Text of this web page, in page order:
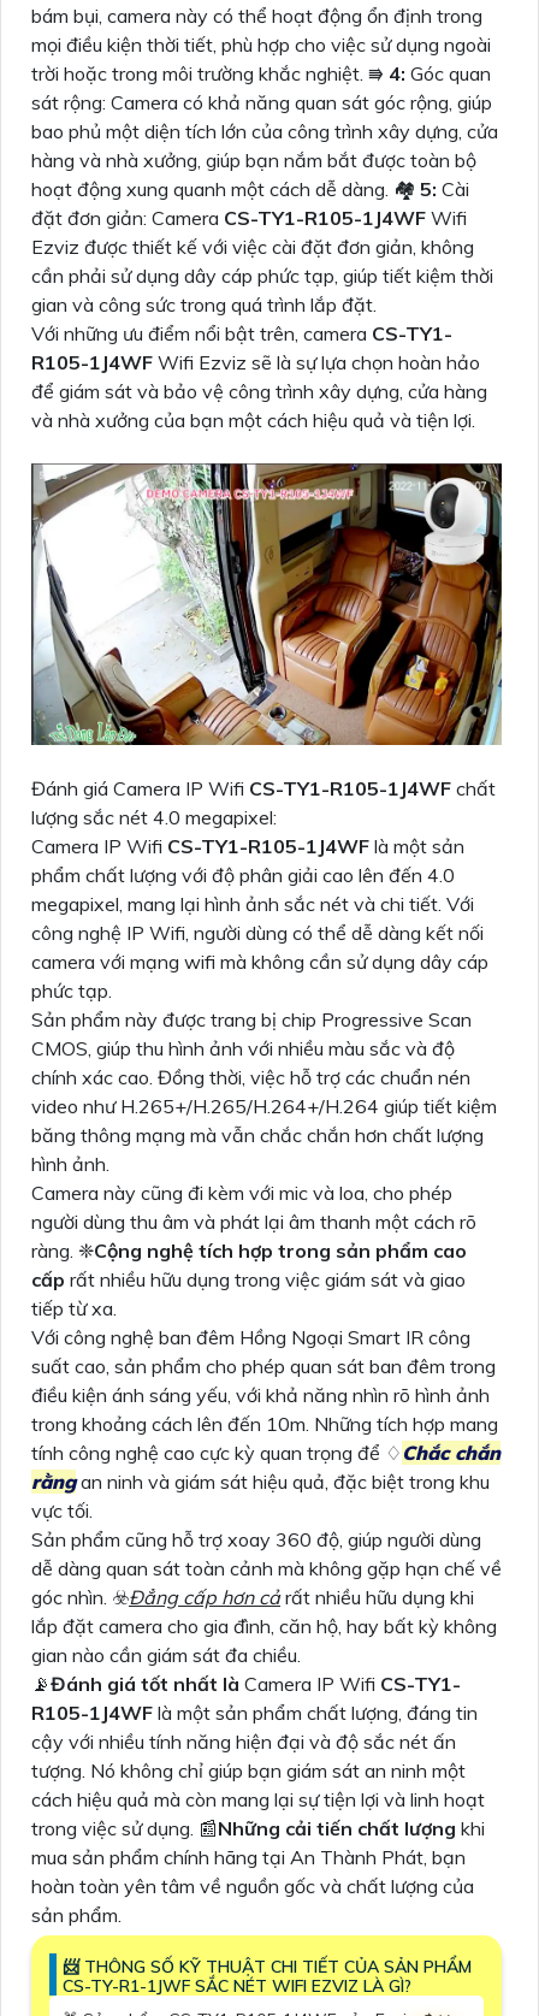
bám bụi, camera này có thể hoạt động ổn định trong
mọi điều kiện thời tiết, phù hợp cho việc sử dụng ngoài
trời hoặc trong môi trường khắc nghiệt. ⭆ 4: Góc quan
sát rộng: Camera có khả năng quan sát góc rộng, giúp
bao phủ một diện tích lớn của công trình xây dựng, cửa
hàng và nhà xưởng, giúp bạn nắm bắt được toàn bộ
hoạt động xung quanh một cách dễ dàng. 🏘 5: Cài
đặt đơn giản: Camera CS-TY1-R105-1J4WF Wifi
Ezviz được thiết kế với việc cài đặt đơn giản, không
cần phải sử dụng dây cáp phức tạp, giúp tiết kiệm thời
gian và công sức trong quá trình lắp đặt.
Với những ưu điểm nổi bật trên, camera CS-TY1-
R105-1J4WF Wifi Ezviz sẽ là sự lựa chọn hoàn hảo
để giám sát và bảo vệ công trình xây dựng, cửa hàng
và nhà xưởng của bạn một cách hiệu quả và tiện lợi.
Đánh giá Camera IP Wifi CS-TY1-R105-1J4WF chất
lượng sắc nét 4.0 megapixel:
Camera IP Wifi CS-TY1-R105-1J4WF là một sản
phẩm chất lượng với độ phân giải cao lên đến 4.0
megapixel, mang lại hình ảnh sắc nét và chi tiết. Với
công nghệ IP Wifi, người dùng có thể dễ dàng kết nối
camera với mạng wifi mà không cần sử dụng dây cáp
phức tạp.
Sản phẩm này được trang bị chip Progressive Scan
CMOS, giúp thu hình ảnh với nhiều màu sắc và độ
chính xác cao. Đồng thời, việc hỗ trợ các chuẩn nén
video như H.265+/H.265/H.264+/H.264 giúp tiết kiệm
băng thông mạng mà vẫn chắc chắn hơn chất lượng
hình ảnh.
Camera này cũng đi kèm với mic và loa, cho phép
người dùng thu âm và phát lại âm thanh một cách rõ
ràng. ❈Cộng nghệ tích hợp trong sản phẩm cao
cấp rất nhiều hữu dụng trong việc giám sát và giao
tiếp từ xa.
Với công nghệ ban đêm Hồng Ngoại Smart IR công
suất cao, sản phẩm cho phép quan sát ban đêm trong
điều kiện ánh sáng yếu, với khả năng nhìn rõ hình ảnh
trong khoảng cách lên đến 10m. Những tích hợp mang
tính công nghệ cao cực kỳ quan trọng để ♢ Chắc chắn
rằngan ninh và giám sát hiệu quả, đặc biệt trong khu
vực tối.
Sản phẩm cũng hỗ trợ xoay 360 độ, giúp người dùng
dễ dàng quan sát toàn cảnh mà không gặp hạn chế về
góc nhìn. ☣️Đẳng cấp hơn cảrất nhiều hữu dụng khi
lắp đặt camera cho gia đình, căn hộ, hay bất kỳ không
gian nào cần giám sát đa chiều.
📡Đánh giá tốt nhất là Camera IP Wifi CS-TY1-
R105-1J4WF là một sản phẩm chất lượng, đáng tin
cậy với nhiều tính năng hiện đại và độ sắc nét ấn
tượng. Nó không chỉ giúp bạn giám sát an ninh một
cách hiệu quả mà còn mang lại sự tiện lợi và linh hoạt
trong việc sử dụng. 📰Những cải tiến chất lượng khi
mua sản phẩm chính hãng tại An Thành Phát, bạn
hoàn toàn yên tâm về nguồn gốc và chất lượng của
sản phẩm.
📨 THÔNG SỐ KỸ THUẬT CHI TIẾT CỦA SẢN PHẨM
CS-TY-R1-1JWF SẮC NÉT WIFI EZVIZ LÀ GÌ?